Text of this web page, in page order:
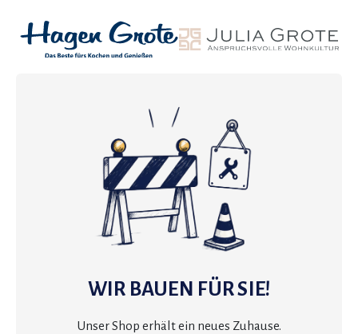
WIR BAUEN FÜR SIE!
Unser Shop erhält ein neues Zuhause.